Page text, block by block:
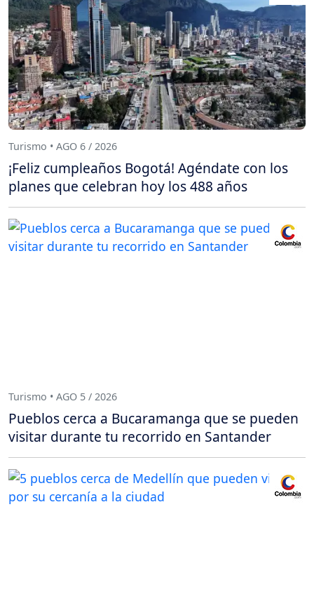
Turismo • AGO 6 / 2026
¡Feliz cumpleaños Bogotá! Agéndate con los
planes que celebran hoy los 488 años
Turismo • AGO 5 / 2026
Pueblos cerca a Bucaramanga que se pueden
visitar durante tu recorrido en Santander